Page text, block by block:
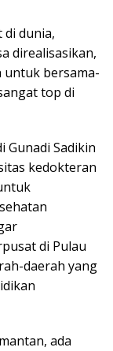
di dunia,
direalisasikan,
untuk bersama-
top di
Gunadi Sadikin
kedokteran
di Pulau
daerah yang
ada